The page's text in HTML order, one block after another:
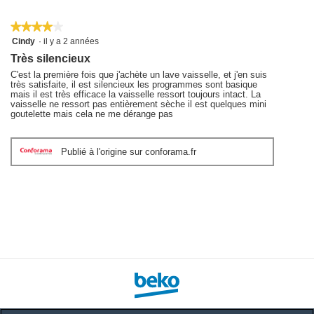
4
sur
5.
★★★★★
★★★★★
4
Cindy · il y a 2 années
Très silencieux
C'est la première fois que j'achète un lave vaisselle, et j'en suis
très satisfaite, il est silencieux les programmes sont basique
mais il est très efficace la vaisselle ressort toujours intact. La
vaisselle ne ressort pas entièrement sèche il est quelques mini
goutelette mais cela ne me dérange pas
Publié à l'origine sur conforama.fr